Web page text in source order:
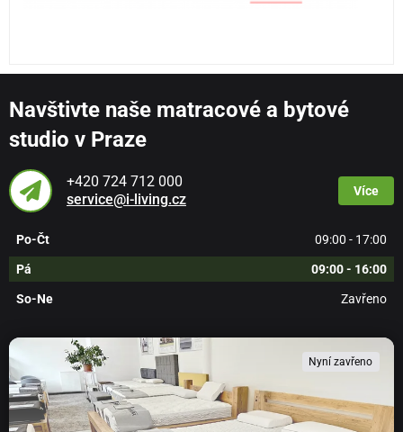
Navštivte naše matracové a bytové
studio v Praze
+420 724 712 000
service@i-living.cz
Více
Po-Čt 09:00 - 17:00
Pá 09:00 - 16:00
So-Ne Zavřeno
Nyní zavřeno